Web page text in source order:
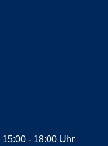
- 18:00 Uhr